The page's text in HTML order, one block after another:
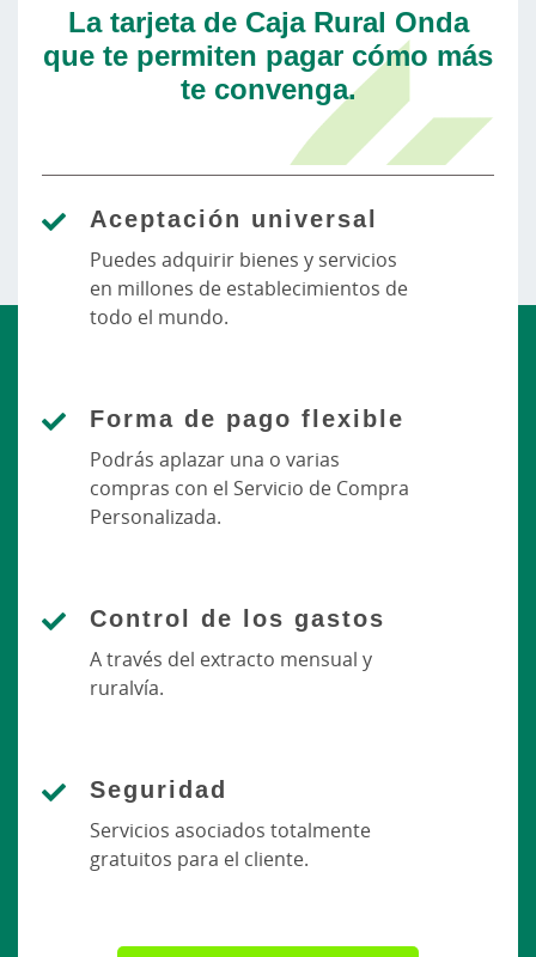
La tarjeta de Caja Rural Onda
que te permiten pagar cómo más
te convenga.
Aceptación universal
Puedes adquirir bienes y servicios
en millones de establecimientos de
todo el mundo.
Forma de pago flexible
Podrás aplazar una o varias
compras con el Servicio de Compra
Personalizada.
Control de los gastos
A través del extracto mensual y
ruralvía.
Seguridad
Servicios asociados totalmente
gratuitos para el cliente.